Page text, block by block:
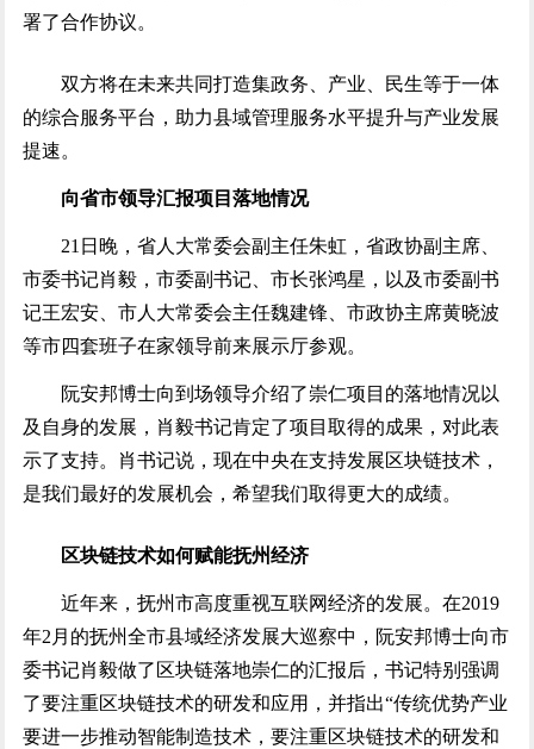
署了合作协议。
双方将在未来共同打造集政务、产业、民生等于一体
的综合服务平台，助力县域管理服务水平提升与产业发展
提速。
向省市领导汇报项目落地情况
21日晚，省人大常委会副主任朱虹，省政协副主席、
市委书记肖毅，市委副书记、市长张鸿星，以及市委副书
记王宏安、市人大常委会主任魏建锋、市政协主席黄晓波
等市四套班子在家领导前来展示厅参观。
阮安邦博士向到场领导介绍了崇仁项目的落地情况以
及自身的发展，肖毅书记肯定了项目取得的成果，对此表
示了支持。肖书记说，现在中央在支持发展区块链技术，
是我们最好的发展机会，希望我们取得更大的成绩。
区块链技术如何赋能抚州经济
近年来，抚州市高度重视互联网经济的发展。在2019
年2月的抚州全市县域经济发展大巡察中，阮安邦博士向市
委书记肖毅做了区块链落地崇仁的汇报后，书记特别强调
了要注重区块链技术的研发和应用，并指出“传统优势产业
要进一步推动智能制造技术，要注重区块链技术的研发和